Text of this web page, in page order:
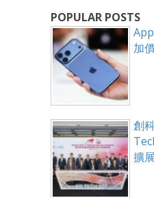
POPULAR POSTS
加
創
擴